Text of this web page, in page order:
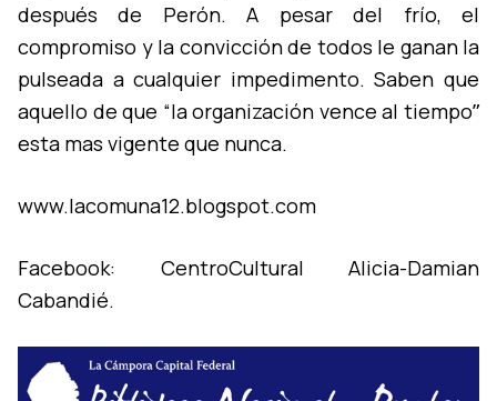
después de Perón. A pesar del frí­o, el
compromiso y la convicción de todos le ganan la
pulseada a cualquier impedimento. Saben que
aquello de que “la organización vence al tiempoˮ
esta mas vigente que nunca.
www.lacomuna12.blogspot.com
Facebook: CentroCultural Alicia-Damian
Cabandié.